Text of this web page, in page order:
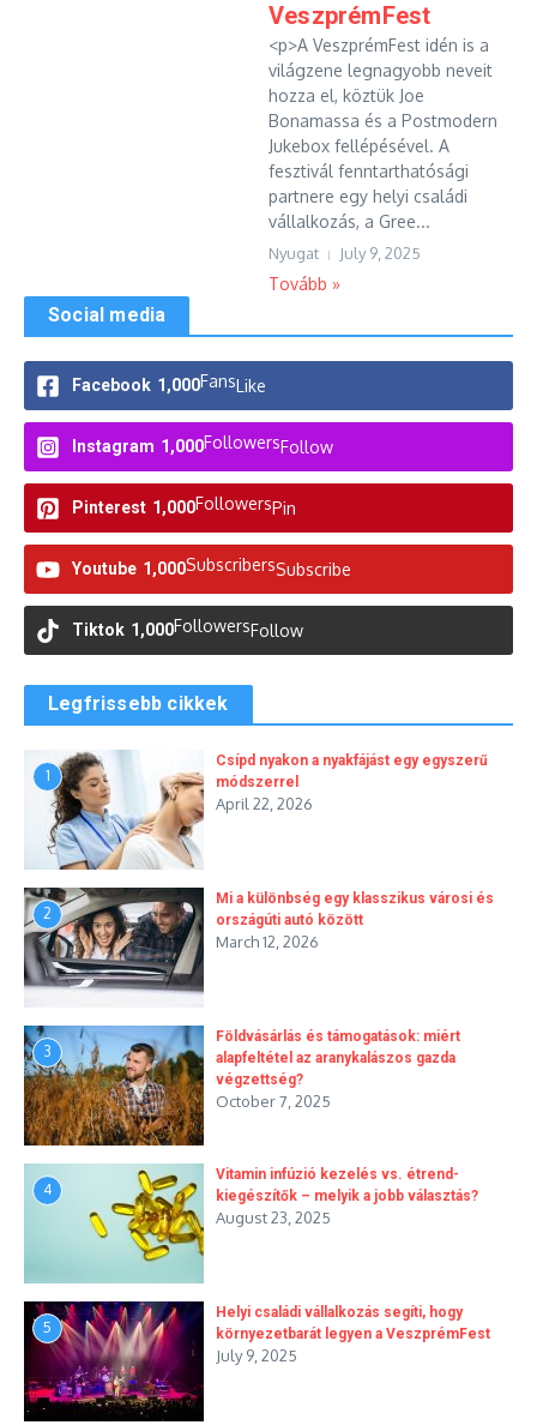
VeszprémFest
<p>A VeszprémFest idén is a
világzene legnagyobb neveit
hozza el, köztük Joe
Bonamassa és a Postmodern
Jukebox fellépésével. A
fesztivál fenntarthatósági
partnere egy helyi családi
vállalkozás, a Gree...
Nyugat July 9, 2025
Tovább »
Social media
Facebook 1,000FansLike
Instagram 1,000FollowersFollow
Pinterest 1,000FollowersPin
Youtube 1,000SubscribersSubscribe
Tiktok 1,000FollowersFollow
Legfrissebb cikkek
1
Csípd nyakon a nyakfájást egy egyszerű
módszerrel
April 22, 2026
2
Mi a különbség egy klasszikus városi és
országúti autó között
March 12, 2026
3
Földvásárlás és támogatások: miért
alapfeltétel az aranykalászos gazda
végzettség?
October 7, 2025
4
Vitamin infúzió kezelés vs. étrend-
kiegészítők – melyik a jobb választás?
August 23, 2025
5
Helyi családi vállalkozás segíti, hogy
környezetbarát legyen a VeszprémFest
July 9, 2025